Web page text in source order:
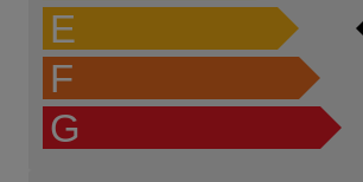
E
F
G